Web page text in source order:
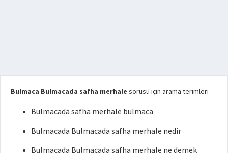
Bulmaca Bulmacada safha merhale sorusu için arama terimleri
Bulmacada safha merhale bulmaca
Bulmacada Bulmacada safha merhale nedir
Bulmacada Bulmacada safha merhale ne demek